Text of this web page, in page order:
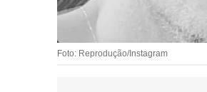
Foto: Reprodução/Instagram